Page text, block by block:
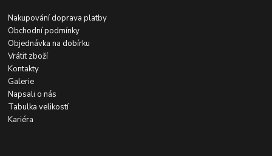
Nakupování doprava platby
Obchodní podmínky
Objednávka na dobírku
Vrátit zboží
Kontakty
Galerie
Napsali o nás
Tabulka velikostí
Kariéra